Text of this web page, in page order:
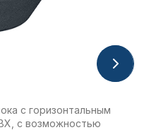
с горизонтальным
с возможностью